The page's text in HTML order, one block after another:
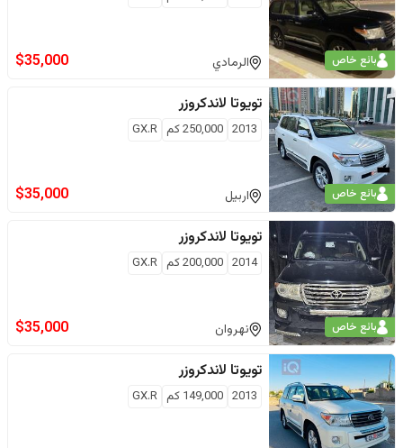
بائع خاص الرمادي $35,000
بائع خاص
تويوتا لاندكروزر
2013
250,000كم GX.R
اربيل $35,000
بائع خاص
تويوتا لاندكروزر
2014
200,000كم GX.R
نهروان $35,000
تويوتا لاندكروزر
2013
149,000 كم GX.R